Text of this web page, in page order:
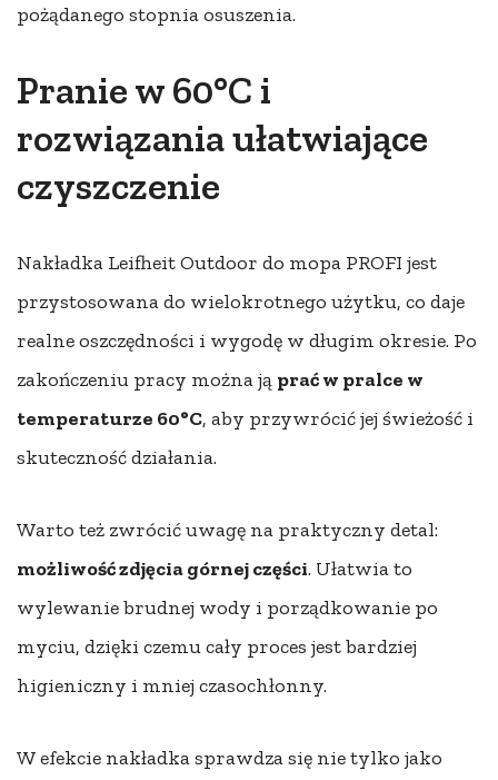
pożądanego stopnia osuszenia.
Pranie w 60°C i
rozwiązania ułatwiające
czyszczenie
Nakładka Leifheit Outdoor do mopa PROFI jest
przystosowana do wielokrotnego użytku, co daje
realne oszczędności i wygodę w długim okresie. Po
zakończeniu pracy można ją prać w pralce w
temperaturze 60°C, aby przywrócić jej świeżość i
skuteczność działania.
Warto też zwrócić uwagę na praktyczny detal:
możliwość zdjęcia górnej części. Ułatwia to
wylewanie brudnej wody i porządkowanie po
myciu, dzięki czemu cały proces jest bardziej
higieniczny i mniej czasochłonny.
W efekcie nakładka sprawdza się nie tylko jako